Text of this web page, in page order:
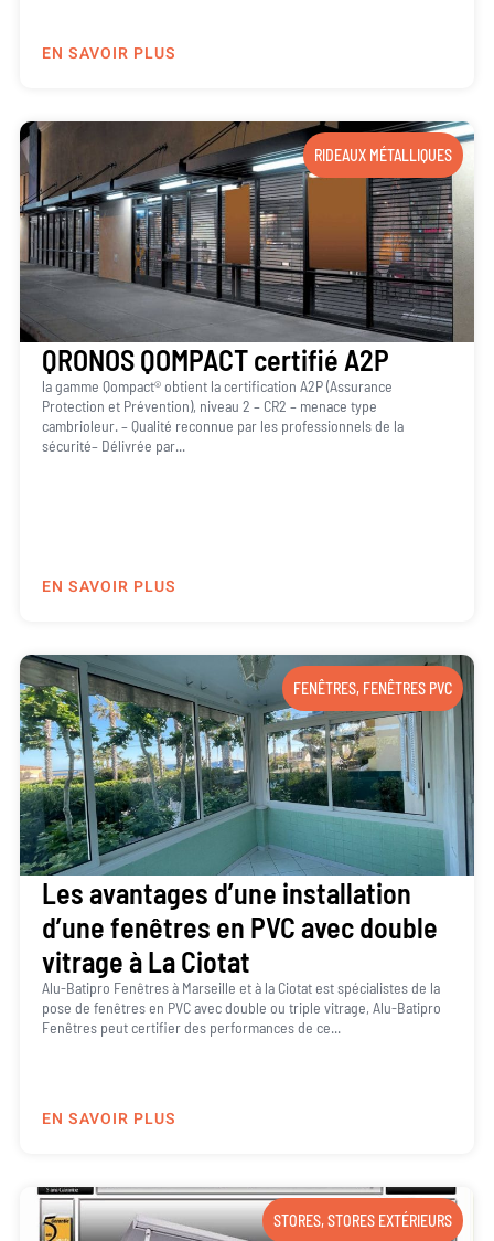
EN SAVOIR PLUS
RIDEAUX MÉTALLIQUES
QRONOS QOMPACT certifié A2P
la gamme Qompact® obtient la certification A2P (Assurance
Protection et Prévention), niveau 2 – CR2 – menace type
cambrioleur. – Qualité reconnue par les professionnels de la
sécurité– Délivrée par...
EN SAVOIR PLUS
FENÊTRES, FENÊTRES PVC
Les avantages d’une installation
d’une fenêtres en PVC avec double
vitrage à La Ciotat
Alu-Batipro Fenêtres à Marseille et à la Ciotat est spécialistes de la
pose de fenêtres en PVC avec double ou triple vitrage, Alu-Batipro
Fenêtres peut certifier des performances de ce...
EN SAVOIR PLUS
STORES,STORES EXTÉRIEURS